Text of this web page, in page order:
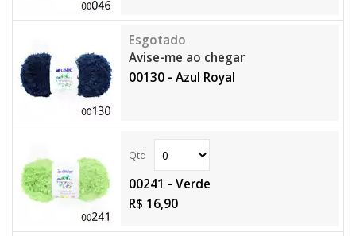
Avise-me ao chegar
00130 - Azul Royal
00241 - Verde
R$ 16,90